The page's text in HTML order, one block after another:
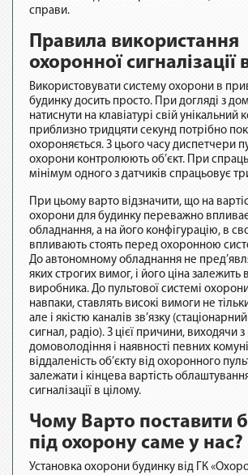
справи.
Правила використання
охоронної сигналізації
Використовувати систему охорони в
будинку досить просто. При догляді з
натиснути на клавіатурі свій унікальний
приблизно тридцяти секунд потрібно
охороняється. З цього часу диспетчери
охорони контролюють об’єкт. При
мінімум одного з датчиків спрацьовує
При цьому варто відзначити, що на
охорони для будинку переважно
обладнання, а на його конфігурацію, в
впливають стоять перед охоронною
До автономному обладнання не
яких строгих вимог, і його ціна залежить
виробника. До пультової системі
навпаки, ставлять високі вимоги не
але і якістю каналів зв’язку
сигнал, радіо). З цієї причини, виходячи
домоволодіння і наявності певних
віддаленість об’єкту від охоронного
залежати і кінцева вартість
сигналізації в цілому.
Чому Варто поставити
під охорону саме у нас?
Установка охорони будинку від ГК